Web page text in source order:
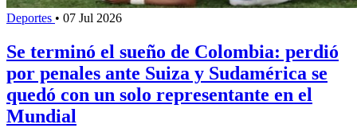
Deportes • 07 Jul 2026
Se terminó el sueño de Colombia: perdió
por penales ante Suiza y Sudamérica se
quedó con un solo representante en el
Mundial